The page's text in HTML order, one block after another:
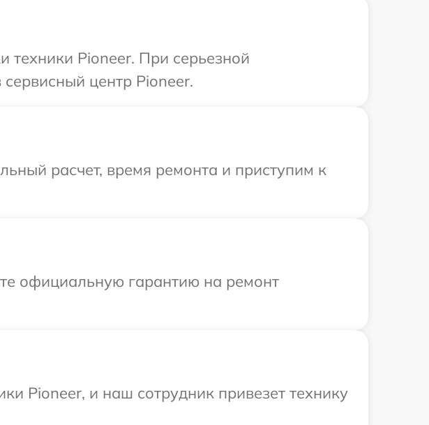
техники Pioneer. При серьезной
центр Pioneer.
расчет, время ремонта и приступим к
официальную гарантию на ремонт
Pioneer, и наш сотрудник привезет технику